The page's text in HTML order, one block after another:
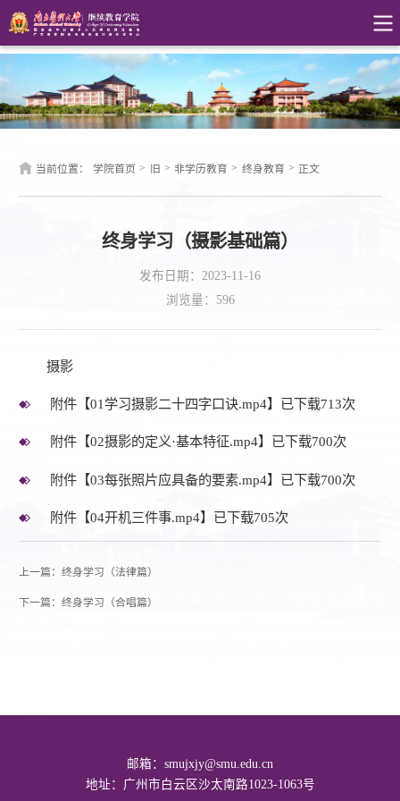
当前位置： 学院首页 > 旧 > 非学历教育 > 终身教育 > 正文
终身学习（摄影基础篇）
发布日期：2023-11-16
浏览量： 596
摄影
附件【01学习摄影二十四字口诀.mp4】已下载713次
附件【02摄影的定义·基本特征.mp4】已下载700次
附件【03每张照片应具备的要素.mp4】已下载700次
附件【04开机三件事.mp4】已下载705次
上一篇：终身学习（法律篇）
下一篇：终身学习（合唱篇）
邮箱：smujxjy@smu.edu.cn
地址：广州市白云区沙太南路1023-1063号